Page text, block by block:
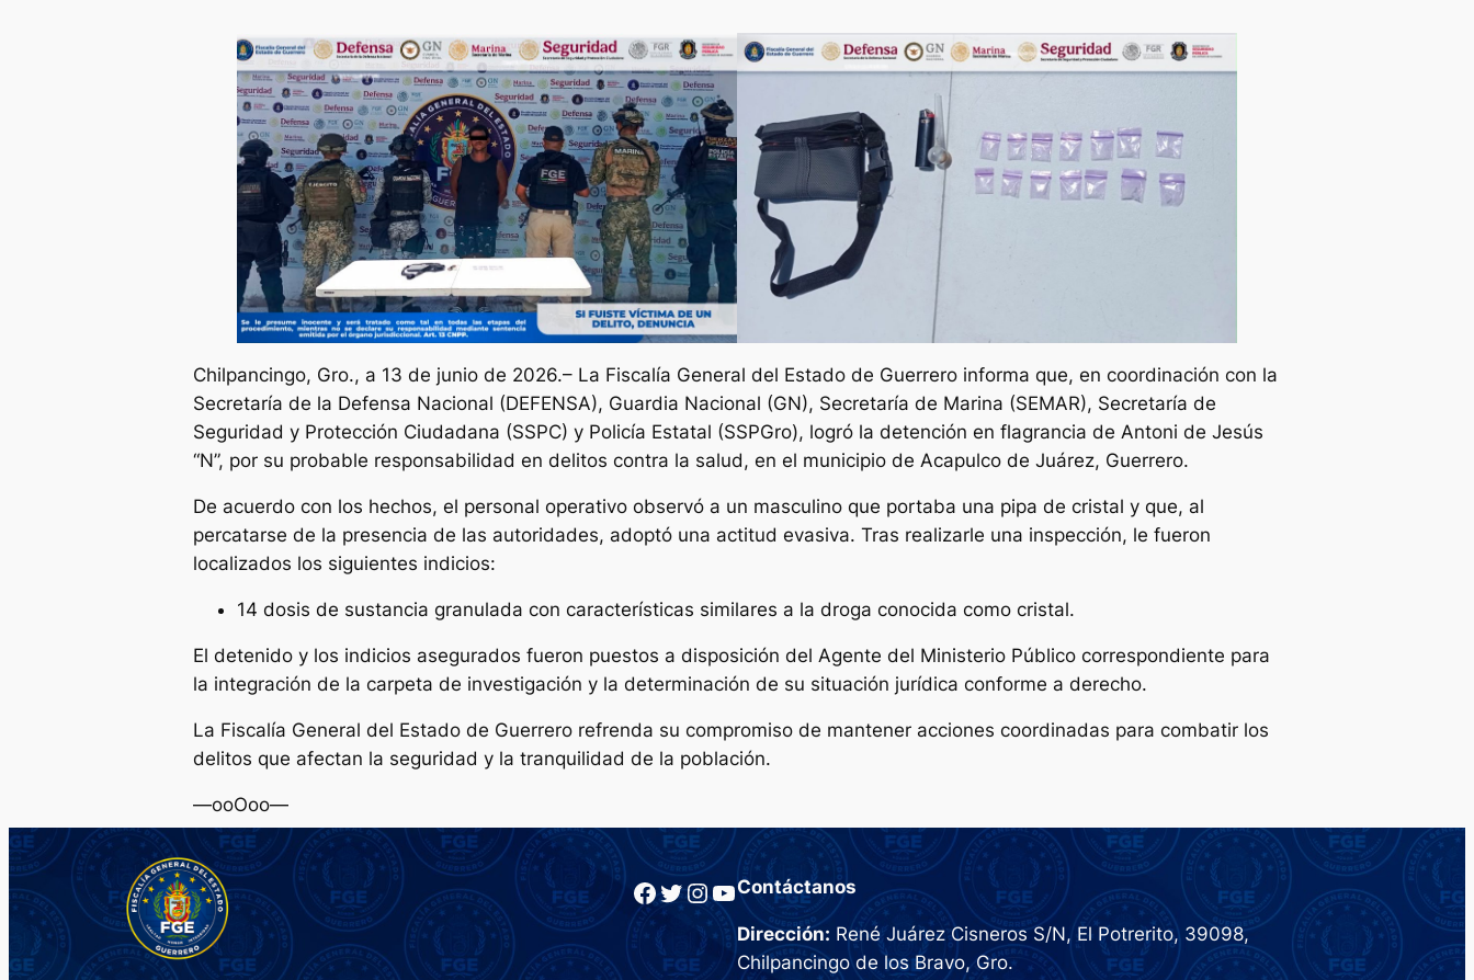
Chilpancingo, Gro., a 13 de junio de 2026.– La Fiscalía General del Estado de Guerrero informa que, en coordinación con la
Secretaría de la Defensa Nacional (DEFENSA), Guardia Nacional (GN), Secretaría de Marina (SEMAR), Secretaría de
Seguridad y Protección Ciudadana (SSPC) y Policía Estatal (SSPGro), logró la detención en flagrancia de Antoni de Jesús
“N”, por su probable responsabilidad en delitos contra la salud, en el municipio de Acapulco de Juárez, Guerrero.
De acuerdo con los hechos, el personal operativo observó a un masculino que portaba una pipa de cristal y que, al
percatarse de la presencia de las autoridades, adoptó una actitud evasiva. Tras realizarle una inspección, le fueron
localizados los siguientes indicios:
14 dosis de sustancia granulada con características similares a la droga conocida como cristal.
El detenido y los indicios asegurados fueron puestos a disposición del Agente del Ministerio Público correspondiente para
la integración de la carpeta de investigación y la determinación de su situación jurídica conforme a derecho.
La Fiscalía General del Estado de Guerrero refrenda su compromiso de mantener acciones coordinadas para combatir los
delitos que afectan la seguridad y la tranquilidad de la población.
—ooOoo—
Facebook Twitter InstagramYouTube Contáctanos
Dirección: René Juárez Cisneros S/N, El Potrerito, 39098,
Chilpancingo de los Bravo, Gro.